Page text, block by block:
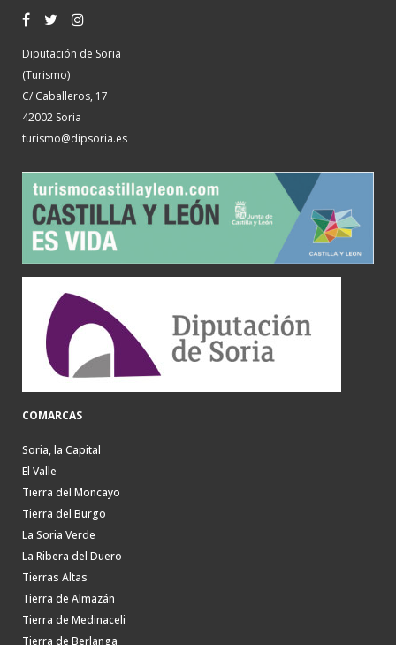
Diputación de Soria
(Turismo)
C/ Caballeros, 17
42002 Soria
turismo@dipsoria.es
COMARCAS
Soria, la Capital
El Valle
Tierra del Moncayo
Tierra del Burgo
La Soria Verde
La Ribera del Duero
Tierras Altas
Tierra de Almazán
Tierra de Medinaceli
Tierra de Berlanga